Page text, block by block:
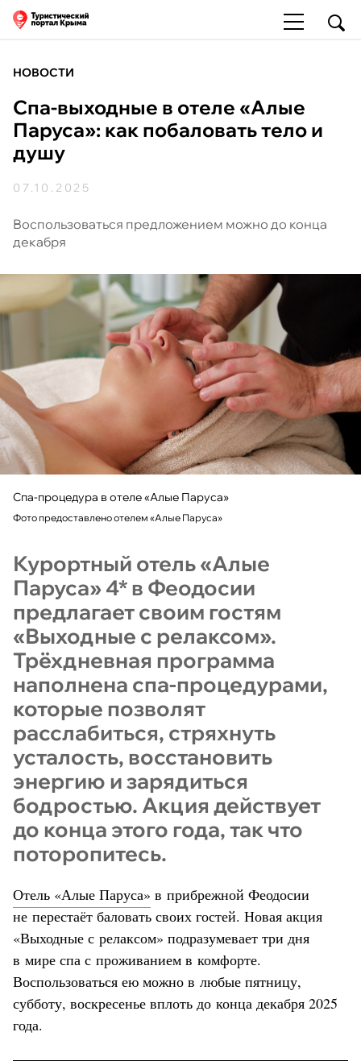
НОВОСТИ
Спа-выходные в отеле «Алые
Паруса»: как побаловать тело и
душу
07.10.2025
Воспользоваться предложением можно до конца
декабря
Спа-процедура в отеле «Алые Паруса»
Фото предоставлено отелем «Алые Паруса»
Курортный отель «Алые
Паруса» 4* в Феодосии
предлагает своим гостям
«Выходные с релаксом».
Трёхдневная программа
наполнена спа-процедурами,
которые позволят
расслабиться, стряхнуть
усталость, восстановить
энергию и зарядиться
бодростью. Акция действует
до конца этого года, так что
поторопитесь.
Отель «Алые Паруса» в прибрежной Феодосии
не перестаёт баловать своих гостей. Новая акция
«Выходные с релаксом» подразумевает три дня
в мире спа с проживанием в комфорте.
Воспользоваться ею можно в любые пятницу,
субботу, воскресенье вплоть до конца декабря 2025
года.